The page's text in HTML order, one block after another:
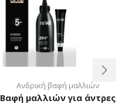
Ανδρική βαφή μαλλιών
Βαφή μαλλιών για άντρες